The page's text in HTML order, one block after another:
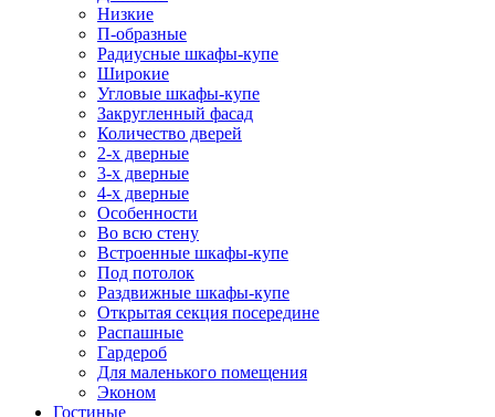
Низкие
П-образные
Радиусные шкафы-купе
Широкие
Угловые шкафы-купе
Закругленный фасад
Количество дверей
2-х дверные
3-х дверные
4-х дверные
Особенности
Во всю стену
Встроенные шкафы-купе
Под потолок
Раздвижные шкафы-купе
Открытая секция посередине
Распашные
Гардероб
Для маленького помещения
Эконом
Гостиные